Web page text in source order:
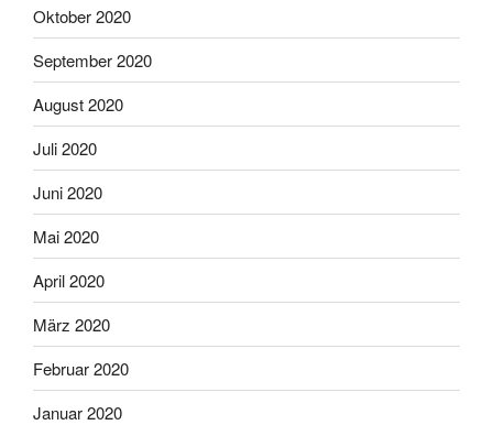
Oktober 2020
September 2020
August 2020
Juli 2020
Juni 2020
Mai 2020
April 2020
März 2020
Februar 2020
Januar 2020